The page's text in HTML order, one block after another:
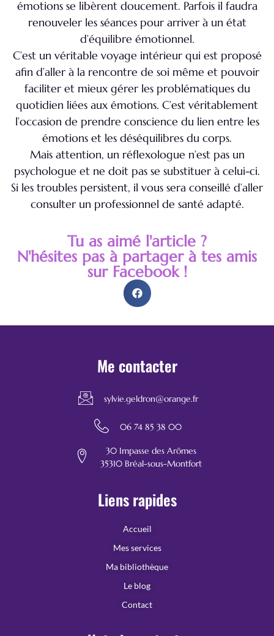
émotions se libèrent doucement. Parfois il faudra
renouveler les séances pour arriver à un état
d’équilibre émotionnel.
C’est un véritable voyage intérieur qui est proposé
afin d’aller à la rencontre de soi même et pouvoir
faciliter et mieux gérer les problématiques du
quotidien liées aux émotions. C’est véritablement
l’occasion de prendre conscience du lien entre les
émotions et les déséquilibres du corps.
Mais attention, un réflexologue n’est pas un
psychologue et ne doit pas se substituer à celui-ci.
Si les troubles persistent, il vous sera conseillé d’aller
consulter un professionnel de santé adapté.
Tu as aimé l'article ?
N'hésites pas à partager à tes amis
sur Facebook !
Me contacter
sylvie.geldron@orange.fr
06 74 85 38 00
30 Impasse des Arômes
35310 Bréal-sous-Montfort
Liens rapides
Accueil
Mes services
Ma bibliothèque
Le blog
Contact